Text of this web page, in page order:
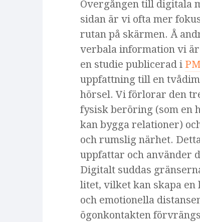
Övergången till digitala
sidan är vi ofta mer
rutan på skärmen. Å
verbala information vi
en studie publicerad i
uppfattning till en
hörsel. Vi förlorar den
fysisk beröring (som en
kan bygga relationer)
och rumslig närhet.
uppfattar och använder
Digitalt suddas
litet, vilket kan skapa en
och emotionella
ögonkontakten